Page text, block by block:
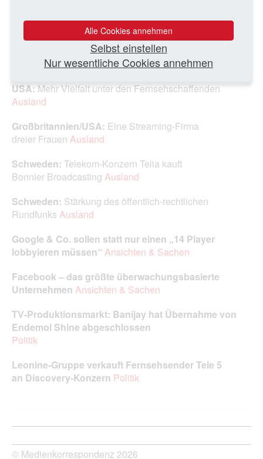
Ausland
Die Beliebtheit des „True‑Crime“‑Fernsehens
Ausland
USA:Mehr Vielfalt unter den Fernsehschaffenden
Ausland
Großbritannien/USA: Eine Streaming-Firma
dreier Frauen Ausland
Schweden: Telekom-Konzern Telia kauft
Bonnier Broadcasting Ausland
Schweden: Stärkung des öffentlich-rechtlichen
Rundfunks Ausland
Google & Co. sollen statt nur einen „14 Player
lobbyieren müssen“ Ansichten & Sachen
Facebook – das größte überwachungsbasierte
Unternehmen Ansichten & Sachen
TV-Produktionsmarkt: Banijay hat Übernahme von
Endemol Shine abgeschlossen
Politik
Leonine-Gruppe verkauft Fernsehsender Tele 5
an Discovery-Konzern Politik
© Medienkorrespondenz 2026
Alle Cookies annehmen
Selbst einstellen
Nur wesentliche Cookies annehmen